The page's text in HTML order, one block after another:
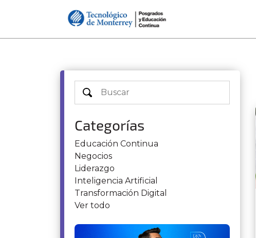
Categorías
Educación Continua
Negocios
Liderazgo
Inteligencia Artificial
Transformación Digital
Ver todo